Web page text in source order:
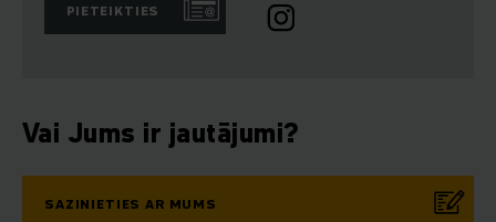
PIETEIKTIES
Vai Jums ir jautājumi?
SAZINIETIES AR MUMS